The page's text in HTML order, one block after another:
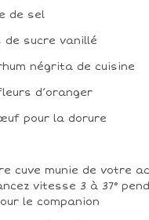
de sel
de sucre vanillé
négrita de cuisine
d’oranger
pour la dorure
cuve munie de votre
vitesse 3 à 37°
le companion